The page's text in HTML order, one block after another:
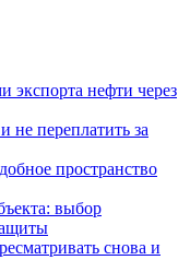
экспорта нефти через
не переплатить за
пространство
выбор
снова и